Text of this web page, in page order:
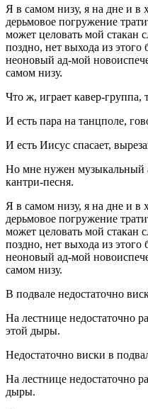
Я в самом низу, я на дне и в
дерьмовое погружение
может целовать мой стакан
поздно, нет выхода из этого
неоновый ад-мой
самом низу.
Что ж, играет кавер-группа,
И есть пара на танцполе,
И есть Иисус спасает,
Но мне нужен музыкальный
кантри-песня.
Я в самом низу, я на дне и в
дерьмовое погружение
может целовать мой стакан
поздно, нет выхода из этого
неоновый ад-мой
самом низу.
В подвале недостаточно
На лестнице недостаточно
этой дыры.
Недостаточно виски в
На лестнице недостаточно
дыры.